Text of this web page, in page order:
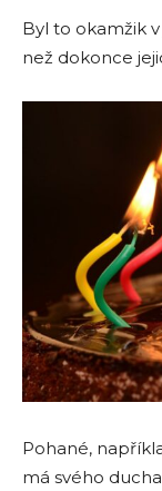
Byl to okamžik
než dokonce
Pohané,
má svého